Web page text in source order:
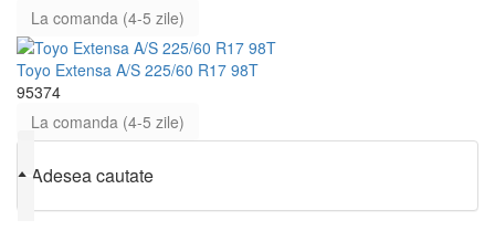
La comanda (4-5 zile)
Toyo Extensa A/S 225/60 R17 98T
95374
La comanda (4-5 zile)
♦ Adesea cautate